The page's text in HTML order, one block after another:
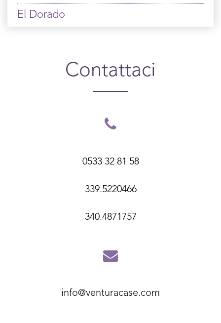
El Dorado
Contattaci
0533 32 81 58
339.5220466
340.4871757
info@venturacase.com